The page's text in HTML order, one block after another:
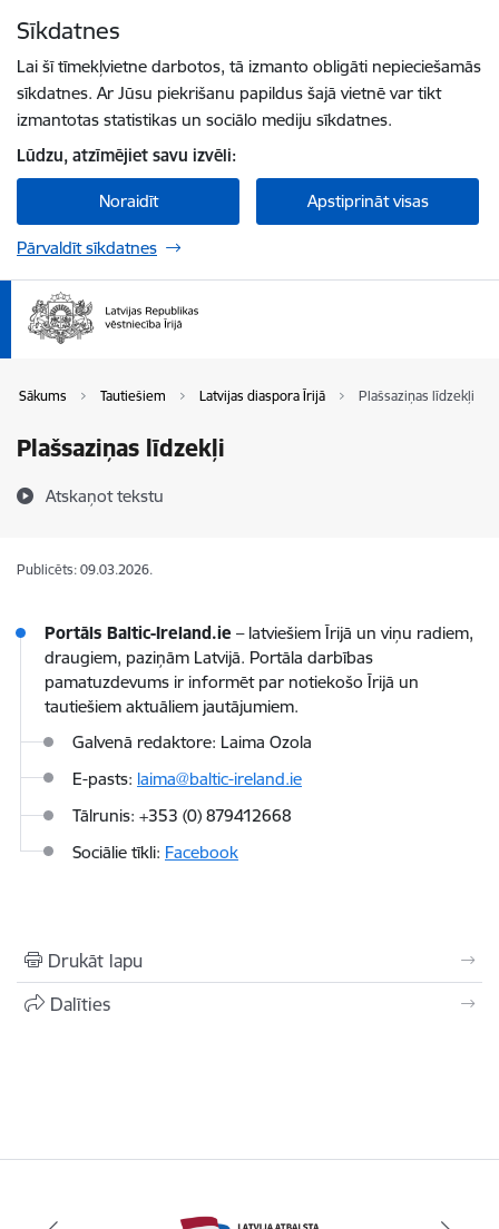
Sīkdatnes
Lai šī tīmekļvietne darbotos, tā izmanto obligāti nepieciešamās
sīkdatnes. Ar Jūsu piekrišanu papildus šajā vietnē var tikt
izmantotas statistikas un sociālo mediju sīkdatnes.
Lūdzu, atzīmējiet savu izvēli:
Noraidīt Apstiprināt visas
Pārvaldīt sīkdatnes
Sākums Tautiešiem Latvijas diaspora Īrijā Plašsaziņas līdzekļi
Plašsaziņas līdzekļi
Atskaņot tekstu
Publicēts: 09.03.2026.
Portāls Baltic-Ireland.ie – latviešiem Īrijā un viņu radiem,
draugiem, paziņām Latvijā. Portāla darbības
pamatuzdevums ir informēt par notiekošo Īrijā un
tautiešiem aktuāliem jautājumiem.
Galvenā redaktore: Laima Ozola
E-pasts: laima@baltic-ireland.ie
Tālrunis: +353 (0) 879412668
Sociālie tīkli: Facebook
Drukāt lapu
Dalīties